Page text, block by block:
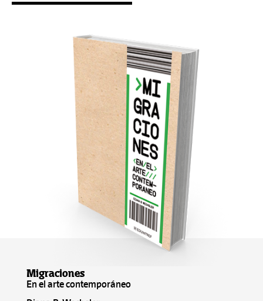
Migraciones
En el arte contemporáneo